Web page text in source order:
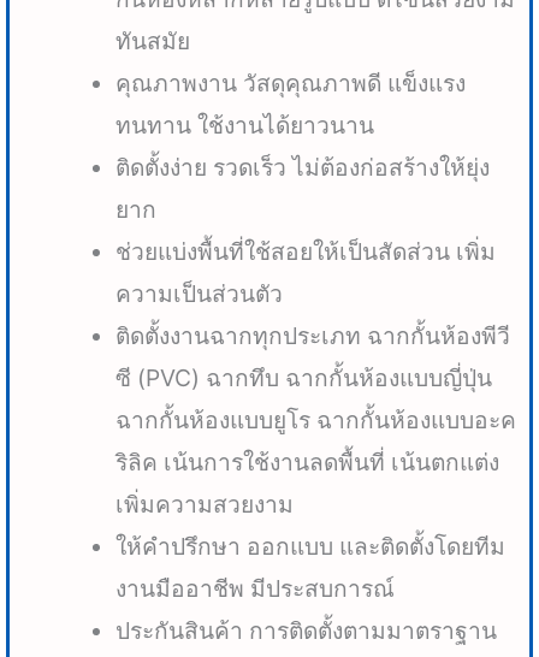
ทันสมัย
คุณภาพงาน วัสดุคุณภาพดี แข็งแรง
ทนทาน ใช้งานได้ยาวนาน
ติดตั้งง่าย รวดเร็ว ไม่ต้องก่อสร้างให้ยุ่ง
ยาก
ช่วยแบ่งพื้นที่ใช้สอยให้เป็นสัดส่วน เพิ่ม
ความเป็นส่วนตัว
ติดตั้งงานฉากทุกประเภท ฉากกั้นห้องพีวี
ซี (PVC) ฉากทึบ ฉากกั้นห้องแบบญี่ปุ่น
ฉากกั้นห้องแบบยูโร ฉากกั้นห้องแบบอะค
ริลิค เน้นการใช้งานลดพื้นที่ เน้นตกแต่ง
เพิ่มความสวยงาม
ให้คำปรึกษา ออกแบบ และติดตั้งโดยทีม
งานมืออาชีพ มีประสบการณ์
ประกันสินค้า การติดตั้งตามมาตราฐาน